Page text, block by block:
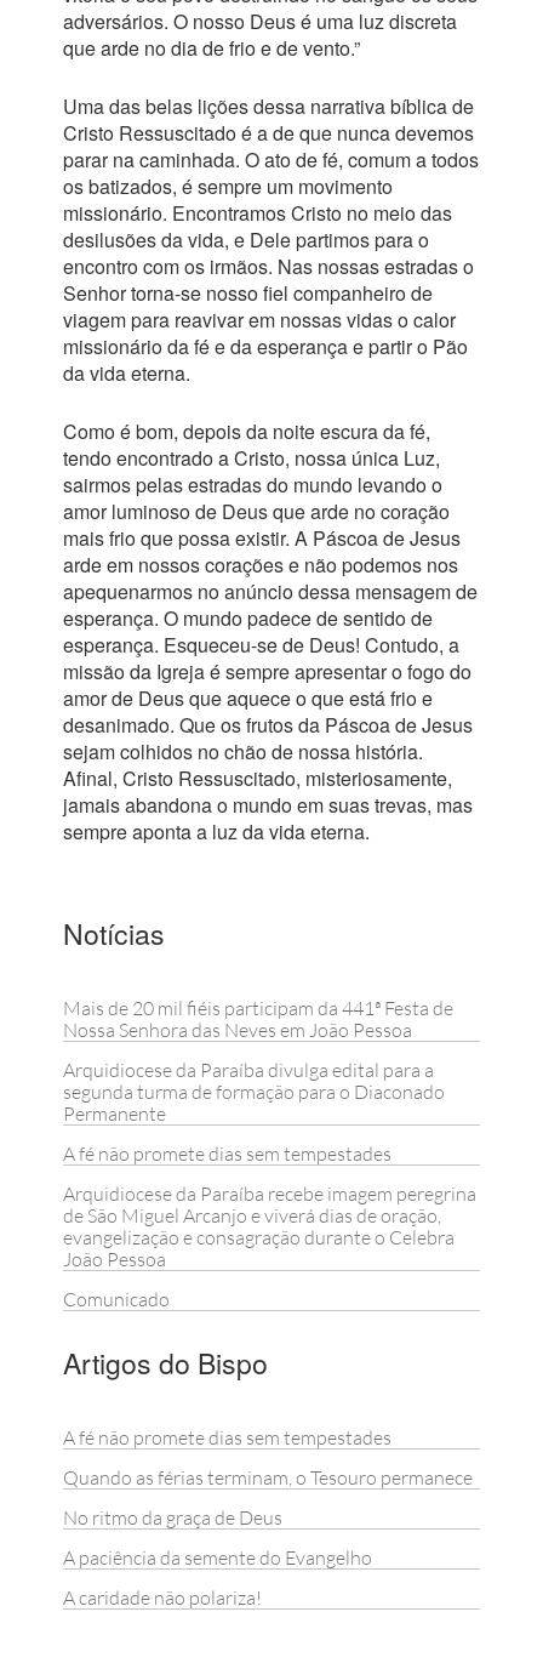
adversários. O nosso Deus é uma luz discreta
que arde no dia de frio e de vento.”
Uma das belas lições dessa narrativa bíblica de
Cristo Ressuscitado é a de que nunca devemos
parar na caminhada. O ato de fé, comum a todos
os batizados, é sempre um movimento
missionário. Encontramos Cristo no meio das
desilusões da vida, e Dele partimos para o
encontro com os irmãos. Nas nossas estradas o
Senhor torna-se nosso fiel companheiro de
viagem para reavivar em nossas vidas o calor
missionário da fé e da esperança e partir o Pão
da vida eterna.
Como é bom, depois da noite escura da fé,
tendo encontrado a Cristo, nossa única Luz,
sairmos pelas estradas do mundo levando o
amor luminoso de Deus que arde no coração
mais frio que possa existir. A Páscoa de Jesus
arde em nossos corações e não podemos nos
apequenarmos no anúncio dessa mensagem de
esperança. O mundo padece de sentido de
esperança. Esqueceu-se de Deus! Contudo, a
missão da Igreja é sempre apresentar o fogo do
amor de Deus que aquece o que está frio e
desanimado. Que os frutos da Páscoa de Jesus
sejam colhidos no chão de nossa história.
Afinal, Cristo Ressuscitado, misteriosamente,
jamais abandona o mundo em suas trevas, mas
sempre aponta a luz da vida eterna.
Notícias
Mais de 20 mil fiéis participam da 441ª Festa de
Nossa Senhora das Neves em João Pessoa
Arquidiocese da Paraíba divulga edital para a
segunda turma de formação para o Diaconado
Permanente
A fé não promete dias sem tempestades
Arquidiocese da Paraíba recebe imagem peregrina
de São Miguel Arcanjo e viverá dias de oração,
evangelização e consagração durante o Celebra
João Pessoa
Comunicado
Artigos do Bispo
A fé não promete dias sem tempestades
Quando as férias terminam, o Tesouro permanece
No ritmo da graça de Deus
A paciência da semente do Evangelho
A caridade não polariza!